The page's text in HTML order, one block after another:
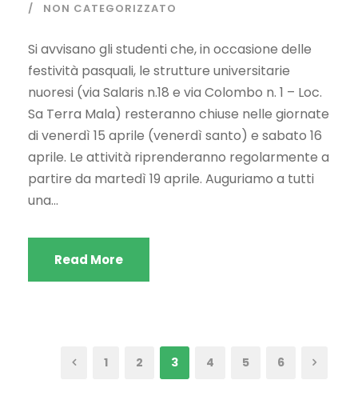
NON CATEGORIZZATO
Si avvisano gli studenti che, in occasione delle
festività pasquali, le strutture universitarie
nuoresi (via Salaris n.18 e via Colombo n. 1 – Loc.
Sa Terra Mala) resteranno chiuse nelle giornate
di venerdì 15 aprile (venerdì santo) e sabato 16
aprile. Le attività riprenderanno regolarmente a
partire da martedì 19 aprile. Auguriamo a tutti
una...
Read More
1 2 3 4 5 6